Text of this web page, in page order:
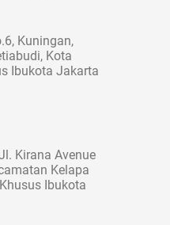
Kuningan,
Kota
Ibukota Jakarta
Kirana Avenue
Kelapa
Ibukota